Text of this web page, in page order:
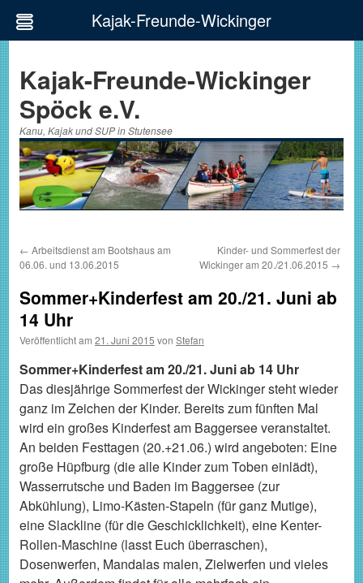
springen
Kajak-Freunde-Wickinger
Spöck e.V.
Kanu, Kajak und SUP in Stutensee
← Arbeitsdienst am Bootshaus am
06.06. und 13.06.2015
Kinder- und Sommerfest der
Wickinger am 20./21.06.2015 →
Sommer+Kinderfest am 20./21. Juni ab
14 Uhr
Veröffentlicht am 21. Juni 2015 von Stefan
Sommer+Kinderfest am 20./21. Juni ab 14 Uhr
Das diesjährige Sommerfest der Wickinger steht wieder
ganz im Zeichen der Kinder. Bereits zum fünften Mal
wird ein großes Kinderfest am Baggersee veranstaltet.
An beiden Festtagen (20.+21.06.) wird angeboten: Eine
große Hüpfburg (die alle Kinder zum Toben einlädt),
Wasserrutsche und Baden im Baggersee (zur
Abkühlung), Limo-Kästen-Stapeln (für ganz Mutige),
eine Slackline (für die Geschicklichkeit), eine Kenter-
Rollen-Maschine (lasst Euch überraschen),
Dosenwerfen, Mandalas malen, Zielwerfen und vieles
Kajak-Freunde-Wickinger